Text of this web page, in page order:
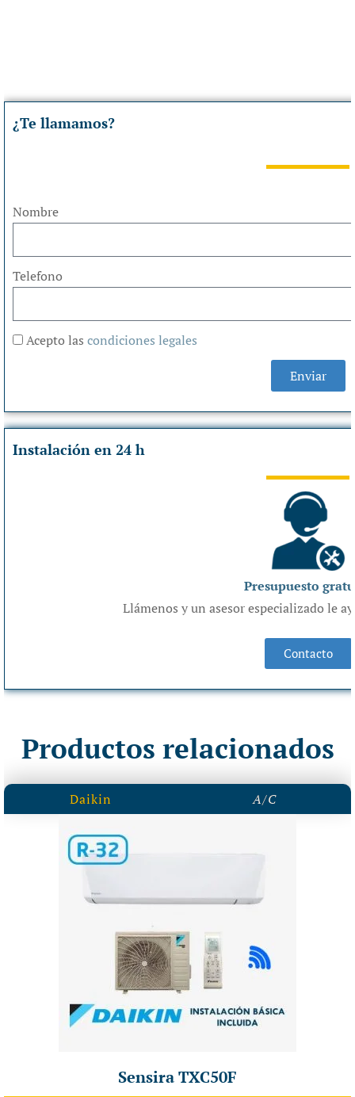
¿Te llamamos?
Nombre
Telefono
Acepto las condiciones legales
Enviar
Instalación en 24 h
Presupuesto
Llámenos y un asesor especializado le
Contacto
Productos relacionados
Daikin A/C
Sensira TXC50F